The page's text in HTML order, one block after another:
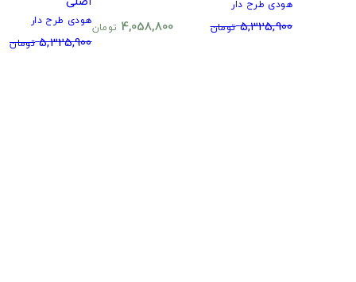
هودی طرح دار
5,325,900 تومان 4,058,800 تومانهودی طرح دار
5,325,900 تومان